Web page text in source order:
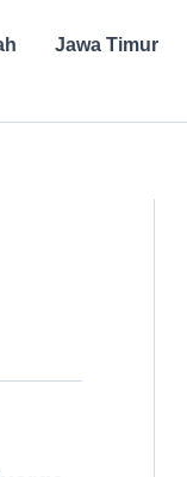
Jawa Timur